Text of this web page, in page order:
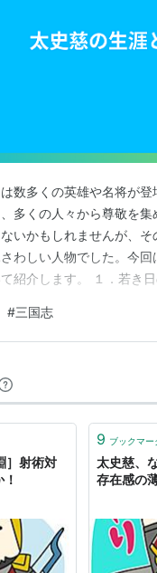
数多くの英雄や名将が
多くの人々から尊敬を
いかもしれませんが、
わしい人物でした。今
紹介します。 １．若き
ったのは、郡と州の間
見事に果たし、その機
#三国志
］射術対
9 ブックマー
太史慈、
存在感の